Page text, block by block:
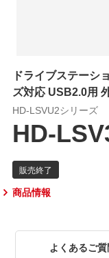
ドライブステーシ
ズ対応 USB2.0用
HD-LSVU2シリーズ
HD-
商品情報
よくあるご